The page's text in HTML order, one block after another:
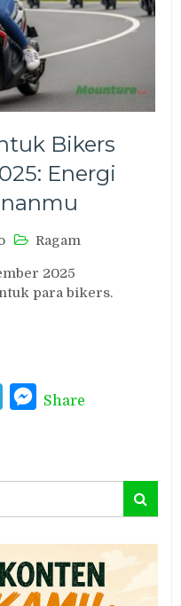
Bikers
Energi
Ragam
2025
para bikers.
TelegramMessenger
Share
Search